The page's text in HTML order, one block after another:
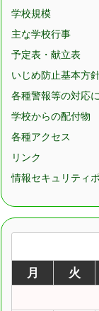
学校規模
主な学校行事
予定表・献立表
いじめ防止基本方
各種警報等の対応
学校からの配付物
各種アクセス
リンク
情報セキュリティ
月
火